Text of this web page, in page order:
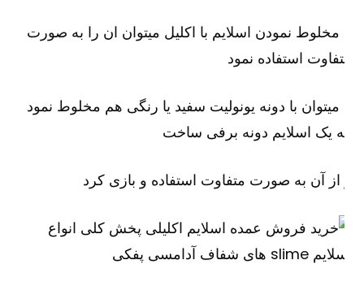
مخلوط نمودن اسلایم با اکلیل میتوان ان را به صورت
استفاده نمود
میتوان با دونه یونولیت سفید یا رنگی هم مخلوط نمود
یک اسلایم دونه برفی ساخت
از آن به صورت متفاوت استفاده و بازی کرد